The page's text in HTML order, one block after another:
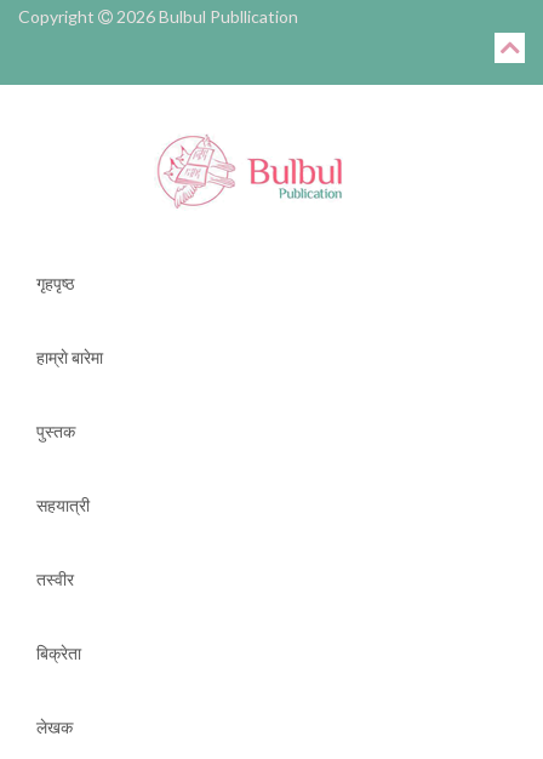
Copyright 2026 Bulbul Publlication
गृहपृष्ठ
हाम्राे बारेमा
पुस्तक
सहयात्री
तस्वीर
बिक्रेता
लेखक